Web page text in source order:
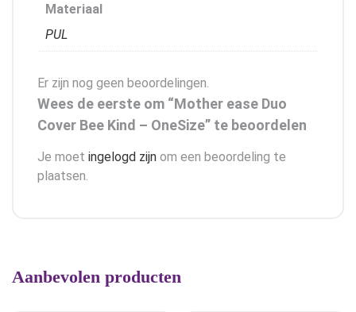
Materiaal
PUL
Er zijn nog geen beoordelingen.
Wees de eerste om “Mother ease Duo
Cover Bee Kind – OneSize” te beoordelen
Je moet ingelogd zijn om een beoordeling te
plaatsen.
Aanbevolen producten